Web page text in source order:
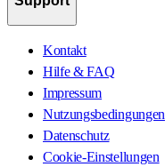
Kontakt
Hilfe & FAQ
Impressum
Nutzungsbedingungen
Datenschutz
Cookie-Einstellungen